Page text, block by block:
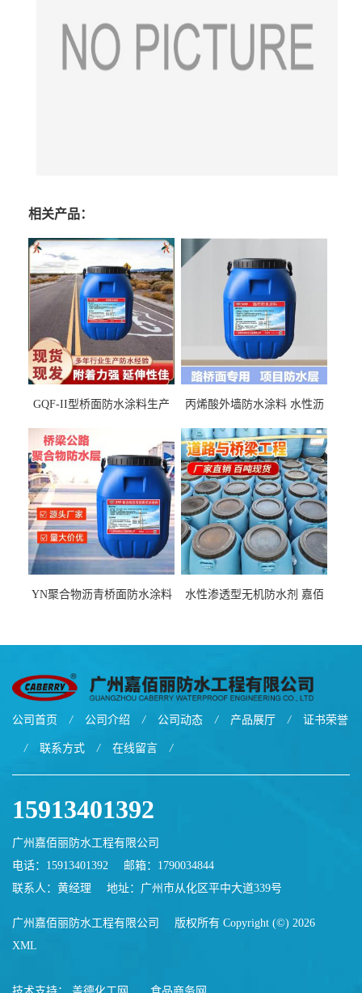
相关产品：
GQF-II型桥面防水涂料生产
丙烯酸外墙防水涂料 水性沥
厂家
YN聚合物沥青桥面防水涂料
水性渗透型无机防水剂 嘉佰
公司首页 / 公司介绍 / 公司动态 / 产品展厅 / 证书荣誉
/ 联系方式 / 在线留言 /
15913401392
广州嘉佰丽防水工程有限公司
电话：15913401392
邮箱： 1790034844
联系人：黄经理
地址：广州市从化区平中大道339号
广州嘉佰丽防水工程有限公司
版权所有 Copyright (©) 2026
XML